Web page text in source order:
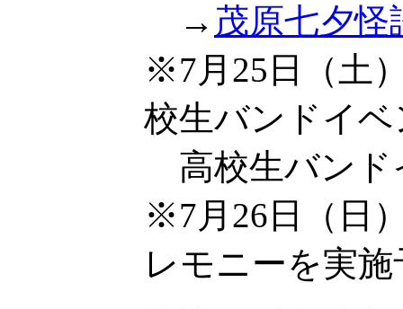
→ 茂原七夕怪
※7月25日（土
校生バンドイ
高校生バンド
※7月26日（日
レモニーを実